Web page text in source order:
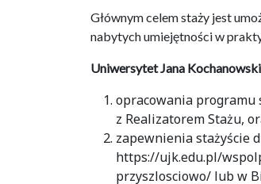
Głównym celem staży jest
nabytych umiejętności w
Uniwersytet Jana
opracowania programu
z Realizatorem Stażu,
zapewnienia stażyście
https://ujk.edu.pl/
przyszlosciowo/ lub w